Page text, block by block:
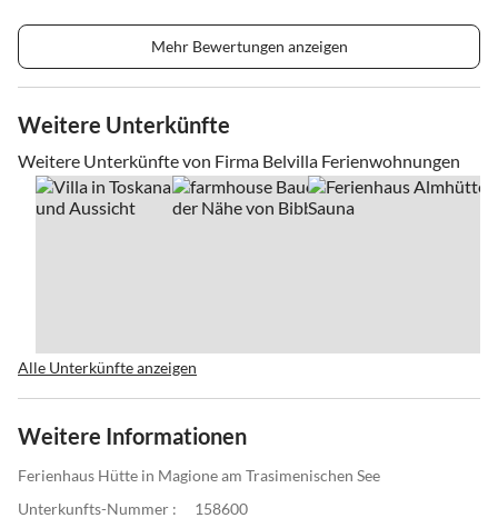
Mehr Bewertungen anzeigen
Weitere Unterkünfte
Weitere Unterkünfte von Firma Belvilla Ferienwohnungen
Alle Unterkünfte anzeigen
Weitere Informationen
Ferienhaus Hütte in Magione am Trasimenischen See
Unterkunfts-Nummer :
158600